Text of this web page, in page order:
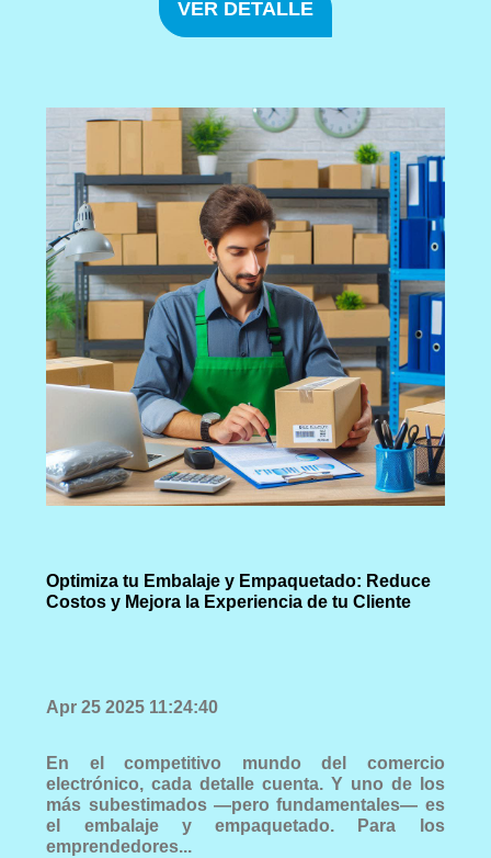
VER DETALLE
Optimiza tu Embalaje y Empaquetado: Reduce
Costos y Mejora la Experiencia de tu Cliente
Apr 25 2025 11:24:40
En el competitivo mundo del comercio
electrónico, cada detalle cuenta. Y uno de los
más subestimados —pero fundamentales— es
el embalaje y empaquetado. Para los
emprendedores...